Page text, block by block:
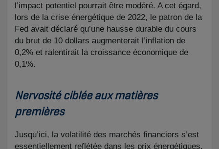
l’impact potentiel pourrait être modéré. A cet égard,
lors de la crise énergétique de 2022, le patron de la
Fed avait déclaré qu’une hausse durable du cours
du brut de 10 dollars augmenterait l’inflation de
0,2% et ralentirait la croissance économique de
0,1%.
Nervosité ciblée aux matières
premières
Jusqu’ici, la volatilité des marchés financiers s’est
essentiellement reflétée dans les prix énergétiques.